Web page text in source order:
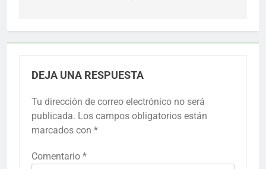
DEJA UNA RESPUESTA
Tu dirección de correo electrónico no será
publicada. Los campos obligatorios están
marcados con *
Comentario *